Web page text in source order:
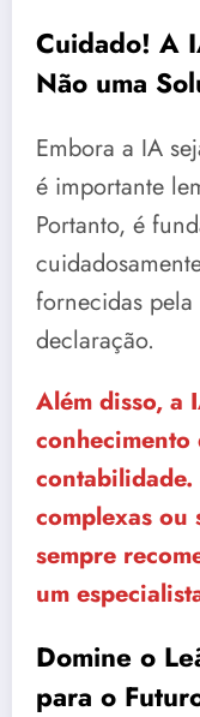
Cuidado! A
Não uma
Embora a IA
é importante
Portanto, é
fornecidas
declaração.
Além disso, a
complexas ou
sempre
um
Domine o
para o